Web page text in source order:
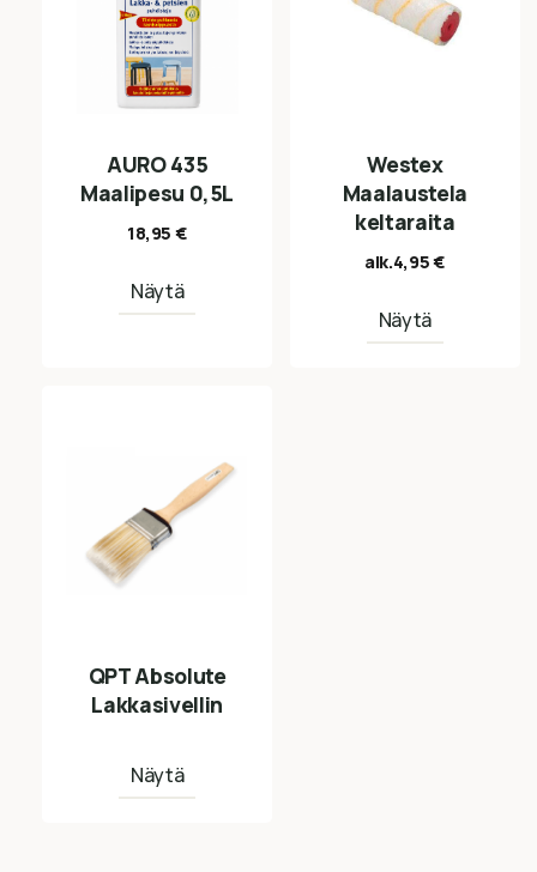
AURO 435
Maalipesu 0,5L
18,95 €
Näytä
Westex
Maalaustela
keltaraita
alk.4,95€
Näytä
QPT Absolute
Lakkasivellin
Näytä